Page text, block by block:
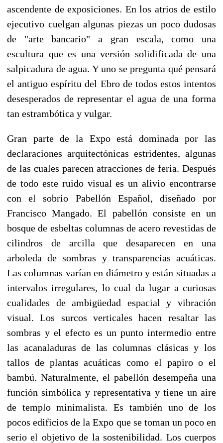
ascendente de exposiciones. En los atrios de estilo
ejecutivo cuelgan algunas piezas un poco dudosas
de "arte bancario" a gran escala, como una
escultura que es una versión solidificada de una
salpicadura de agua. Y uno se pregunta qué pensará
el antiguo espíritu del Ebro de todos estos intentos
desesperados de representar el agua de una forma
tan estrambótica y vulgar.
Gran parte de la Expo está dominada por las
declaraciones arquitectónicas estridentes, algunas
de las cuales parecen atracciones de feria. Después
de todo este ruido visual es un alivio encontrarse
con el sobrio Pabellón Español, diseñado por
Francisco Mangado. El pabellón consiste en un
bosque de esbeltas columnas de acero revestidas de
cilindros de arcilla que desaparecen en una
arboleda de sombras y transparencias acuáticas.
Las columnas varían en diámetro y están situadas a
intervalos irregulares, lo cual da lugar a curiosas
cualidades de ambigüedad espacial y vibración
visual. Los surcos verticales hacen resaltar las
sombras y el efecto es un punto intermedio entre
las acanaladuras de las columnas clásicas y los
tallos de plantas acuáticas como el papiro o el
bambú. Naturalmente, el pabellón desempeña una
función simbólica y representativa y tiene un aire
de templo minimalista. Es también uno de los
pocos edificios de la Expo que se toman un poco en
serio el objetivo de la sostenibilidad. Los cuerpos